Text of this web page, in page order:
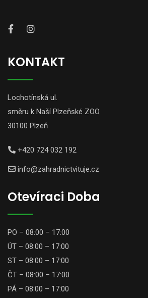
KONTAKT
Lochotínská ul.
směru k Naší Plzeňské ZOO
30100 Plzeň
+420 724 032 192
info@zahradnictvituje.cz
Otevíraci Doba
PO – 08:00 – 17:00
ÚT – 08:00 – 17:00
ST – 08:00 – 17:00
ČT – 08:00 – 17:00
PÁ – 08:00 – 17:00